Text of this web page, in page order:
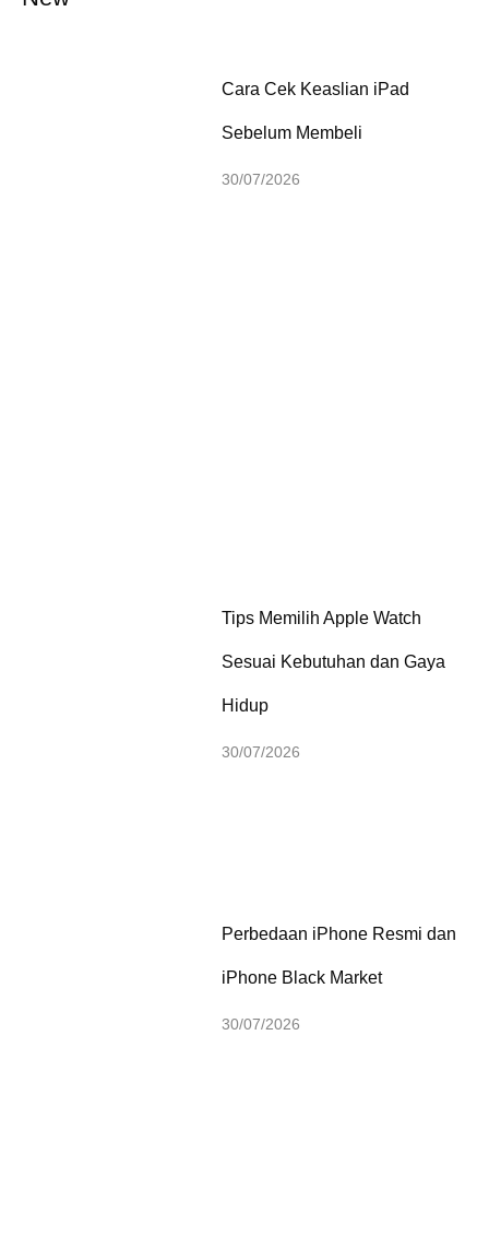
Cara Cek Keaslian iPad
Sebelum Membeli
30/07/2026
Tips Memilih Apple Watch
Sesuai Kebutuhan dan Gaya
Hidup
30/07/2026
Perbedaan iPhone Resmi dan
iPhone Black Market
30/07/2026